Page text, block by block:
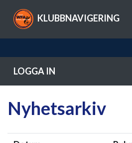
KLUBBNAVIGERING
LOGGA IN
Nyhetsarkiv